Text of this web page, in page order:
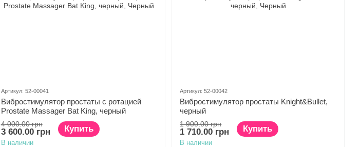
Артикул: 52-00041
Вибростимулятор простаты c ротацией
Prostate Massager Bat King, черный
4 000.00 грн
3 600.00 грн Купить
В наличии
Артикул: 52-00042
Вибростимулятор простаты Knight&Bullet,
черный
1 900.00 грн
1 710.00 грн Купить
В наличии